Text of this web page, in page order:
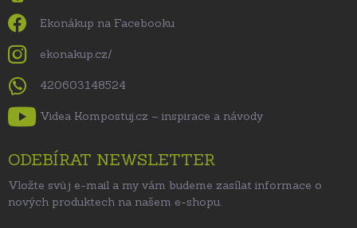
Ekonákup na Facebooku
ekonakup.cz/
420603148524
Videa Kompostuj.cz – inspirace a návody
ODEBÍRAT NEWSLETTER
Vložte svůj e-mail a my vám budeme zasílat informace o
nových produktech na našem e-shopu.